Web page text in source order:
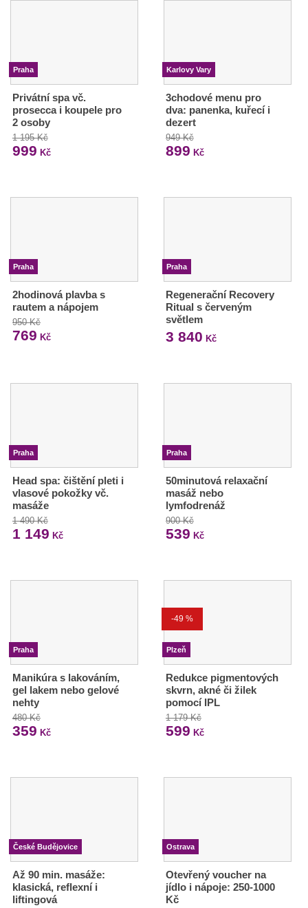
Praha
Privátní spa vč.
prosecca i koupele pro
2 osoby
1 195 Kč
999 Kč
Karlovy Vary
3chodové menu pro
dva: panenka, kuřecí i
dezert
949 Kč
899 Kč
Praha
2hodinová plavba s
rautem a nápojem
950 Kč
769 Kč
Praha
Regenerační Recovery
Ritual s červeným
světlem
3 840 Kč
Praha
Head spa: čištění pleti i
vlasové pokožky vč.
masáže
1 490 Kč
1 149 Kč
Praha
50minutová relaxační
masáž nebo
lymfodrenáž
900 Kč
539 Kč
Praha
Manikúra s lakováním,
gel lakem nebo gelové
nehty
480 Kč
359 Kč
-49 %
Plzeň
Redukce pigmentových
skvrn, akné či žilek
pomocí IPL
1 179 Kč
599 Kč
České Budějovice
Až 90 min. masáže:
klasická, reflexní i
liftingová
Ostrava
Otevřený voucher na
jídlo i nápoje: 250-1000
Kč